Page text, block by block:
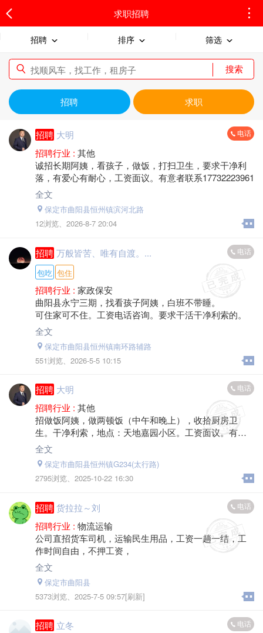
求职招聘
招聘 排序 筛选
搜索
招聘 求职
招聘 大明 电话
招聘行业 : 其他
诚招长期阿姨，看孩子，做饭，打扫卫生，要求干净利
落，有爱心有耐心，工资面议。有意者联系17732223961
全文
保定市曲阳县恒州镇滨河北路
12浏览、 2026-8-7 20:04
招聘 万般皆苦、唯有自渡。... 电话
包吃 包住
招聘行业 : 家政保安
曲阳县永宁三期，找看孩子阿姨，白班不带睡。
可住家可不住。工资电话咨询。要求干活干净利索的。
全文
保定市曲阳县恒州镇南环路辅路
551浏览、 2026-5-5 10:15
招聘 大明 电话
招聘行业 : 其他
招做饭阿姨，做两顿饭（中午和晚上），收拾厨房卫
生。干净利索，地点：天地嘉园小区。工资面议。有意
者联系*****9937
全文
保定市曲阳县恒州镇G234(太行路)
2795浏览、 2025-10-22 16:30
招聘 货拉拉～刘 电话
招聘行业 : 物流运输
公司直招货车司机，运输民生用品，工资一趟一结，工
作时间自由，不押工资，
全文
保定市曲阳县
5373浏览、 2025-7-5 09:57[刷新]
招聘 立冬 电话